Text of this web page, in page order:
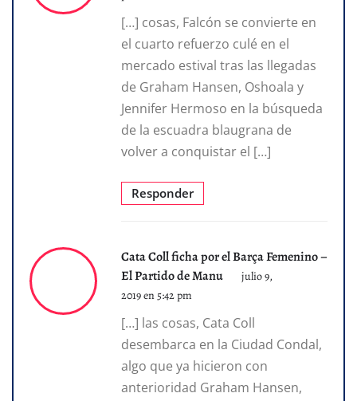
[…] cosas, Falcón se convierte en
el cuarto refuerzo culé en el
mercado estival tras las llegadas
de Graham Hansen, Oshoala y
Jennifer Hermoso en la búsqueda
de la escuadra blaugrana de
volver a conquistar el […]
Responder
Cata Coll ficha por el Barça Femenino –
El Partido de Manu
julio 9,
2019 en 5:42 pm
[…] las cosas, Cata Coll
desembarca en la Ciudad Condal,
algo que ya hicieron con
anterioridad Graham Hansen,